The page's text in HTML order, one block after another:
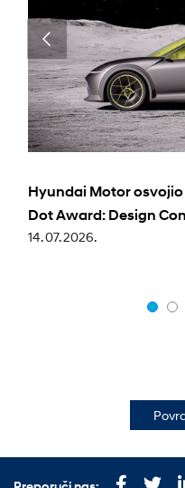
Hyundai Motor
Dot Award: Design
14. 07. 2026.